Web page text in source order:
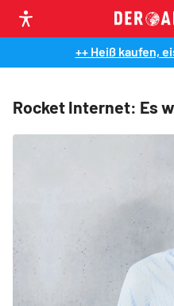
++ Heiß kaufen,
Rocket Internet: Es